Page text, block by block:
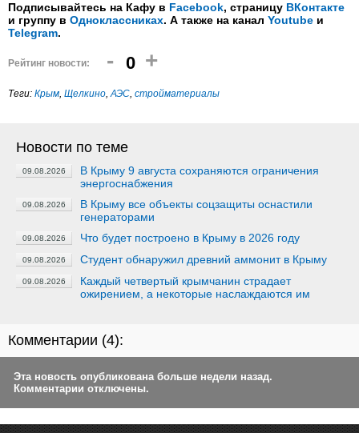
Подписывайтесь на Кафу в Facebook, страницу ВКонтакте
и группу в Одноклассниках. А также на канал Youtube и
Telegram.
Рейтинг новости: - 0 +
Теги: Крым, Щелкино,АЭС, стройматериалы
Новости по теме
09.08.2026
В Крыму 9 августа сохраняются ограничения
энергоснабжения
09.08.2026
В Крыму все объекты соцзащиты оснастили
генераторами
09.08.2026 Что будет построено в Крыму в 2026 году
09.08.2026 Студент обнаружил древний аммонит в Крыму
09.08.2026
Каждый четвертый крымчанин страдает
ожирением, а некоторые наслаждаются им
Комментарии (4):
Эта новость опубликована больше недели назад.
Комментарии отключены.